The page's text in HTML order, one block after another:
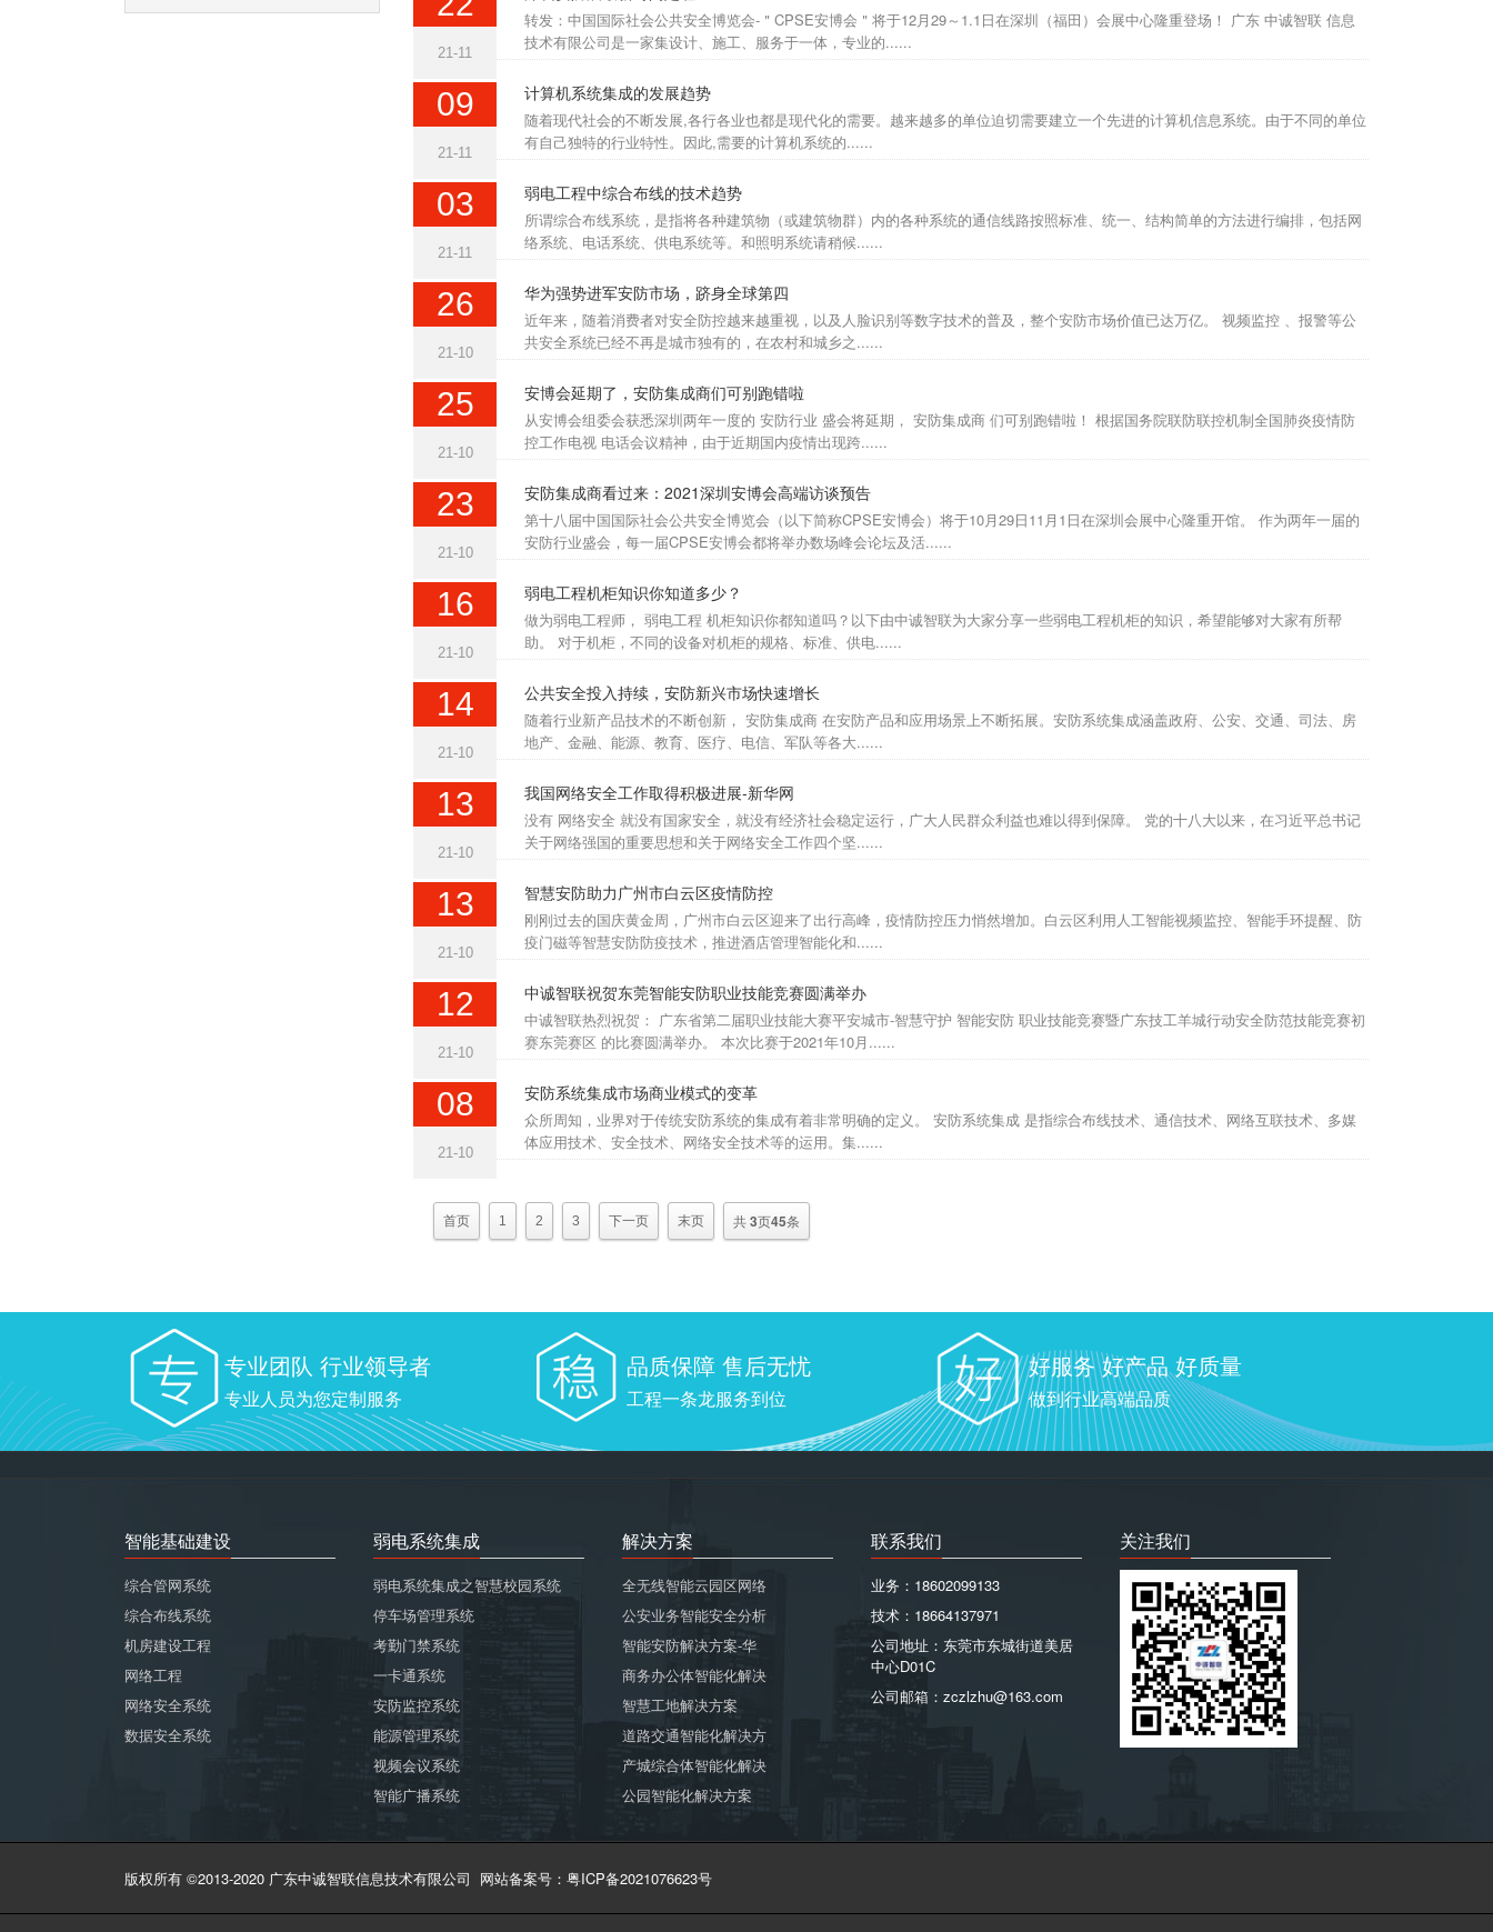
21-11
转发：中国国际社会公共安全博览会-＂CPSE安博会＂将于12月29～1.1日在深圳（福田）会展中心隆重登场！ ​广东 中诚智联 信息
技术有限公司是一家集设计、施工、服务于一体，专业的......
09
21-11
计算机系统集成的发展趋势
随着现代社会的不断发展,各行各业也都是现代化的需要。越来越多的单位迫切需要建立一个先进的计算机信息系统。由于不同的单位
有自己独特的行业特性。因此,需要的计算机系统的......
03
21-11
弱电工程中综合布线的技术趋势
所谓综合布线系统，是指将各种建筑物（或建筑物群）内的各种系统的通信线路按照标准、统一、结构简单的方法进行编排，包括网
络系统、电话系统、供电系统等。和照明系统请稍候......
26
21-10
华为强势进军安防市场，跻身全球第四
近年来，随着消费者对安全防控越来越重视，以及人脸识别等数字技术的普及，整个安防市场价值已达万亿。 视频监控 、报警等公
共安全系统已经不再是城市独有的，在农村和城乡之......
25
21-10
安博会延期了，安防集成商们可别跑错啦
从安博会组委会获悉深圳两年一度的 安防行业 盛会将延期， 安防集成商 们可别跑错啦！ 根据国务院联防联控机制全国肺炎疫情防
控工作电视 电话会议精神，由于近期国内疫情出现跨......
23
21-10
安防集成商看过来：2021深圳安博会高端访谈预告
第十八届中国国际社会公共安全博览会（以下简称CPSE安博会）将于10月29日11月1日在深圳会展中心隆重开馆。 作为两年一届的
安防行业盛会，每一届CPSE安博会都将举办数场峰会论坛及活......
16
21-10
弱电工程机柜知识你知道多少？
做为弱电工程师， 弱电工程 机柜知识你都知道吗？以下由中诚智联为大家分享一些弱电工程机柜的知识，希望能够对大家有所帮
助。 对于机柜，不同的设备对机柜的规格、标准、供电......
14
21-10
公共安全投入持续，安防新兴市场快速增长
随着行业新产品技术的不断创新， 安防集成商 在安防产品和应用场景上不断拓展。安防系统集成涵盖政府、公安、交通、司法、房
地产、金融、能源、教育、医疗、电信、军队等各大......
13
21-10
我国网络安全工作取得积极进展-新华网
没有 网络安全 就没有国家安全，就没有经济社会稳定运行，广大人民群众利益也难以得到保障。 党的十八大以来，在习近平总书记
关于网络强国的重要思想和关于网络安全工作四个坚......
13
21-10
智慧安防助力广州市白云区疫情防控
刚刚过去的国庆黄金周，广州市白云区迎来了出行高峰，疫情防控压力悄然增加。白云区利用人工智能视频监控、智能手环提醒、防
疫门磁等智慧安防防疫技术，推进酒店管理智能化和......
12
21-10
中诚智联祝贺东莞智能安防职业技能竞赛圆满举办
中诚智联热烈祝贺： 广东省第二届职业技能大赛平安城市-智慧守护 智能安防 职业技能竞赛暨广东技工羊城行动安全防范技能竞赛初
赛东莞赛区 的比赛圆满举办。 本次比赛于2021年10月......
08
21-10
安防系统集成市场商业模式的变革
众所周知，业界对于传统安防系统的集成有着非常明确的定义。 安防系统集成 是指综合布线技术、通信技术、网络互联技术、多媒
体应用技术、安全技术、网络安全技术等的运用。集......
首页 1 2 3 下一页 末页 共3页45条
专业团队 行业领导者
专业人员为您定制服务
品质保障 售后无忧
工程一条龙服务到位
好服务 好产品 好质量
做到行业高端品质
智能基础建设
综合管网系统
综合布线系统
机房建设工程
网络工程
网络安全系统
数据安全系统
弱电系统集成
弱电系统集成之智慧校园系统
停车场管理系统
考勤门禁系统
一卡通系统
安防监控系统
能源管理系统
视频会议系统
智能广播系统
解决方案
全无线智能云园区网络
公安业务智能安全分析
智能安防解决方案-华
商务办公体智能化解决
智慧工地解决方案
道路交通智能化解决方
产城综合体智能化解决
公园智能化解决方案
联系我们
业务：18602099133
技术：18664137971
公司地址：东莞市东城街道美居
中心D01C
公司邮箱：zczlzhu@163.com
关注我们
版权所有 ©2013-2020 广东中诚智联信息技术有限公司 网站备案号：粤ICP备2021076623号